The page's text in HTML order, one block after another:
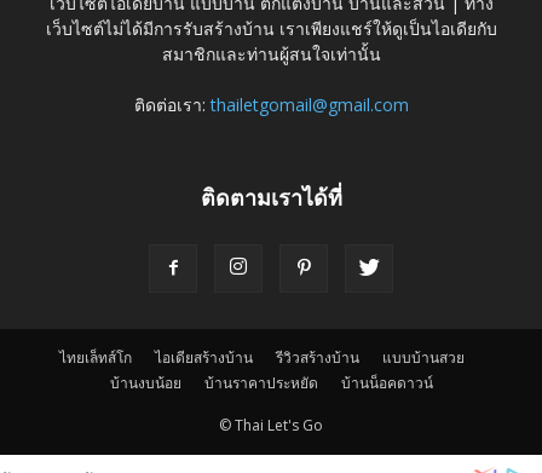
เว็บไซต์ไม่ได้มีการรับสร้างบ้าน เราเพียงแชร์ให้ดูเป็นไอเดียกับ
สมาชิกและท่านผู้สนใจเท่านั้น
ติดต่อเรา:thailetgomail@gmail.com
ติดตามเราได้ที่
ไทยเล็ทส์โก ไอเดียสร้างบ้าน รีวิวสร้างบ้าน
แบบบ้านสวย
บ้านงบน้อย
บ้านราคาประหยัด บ้านน็อคดาวน์
© Thai Let's Go